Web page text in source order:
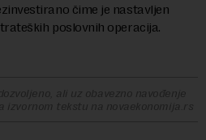
čime je nastavljen
poslovnih operacija.
ali uz obavezno navođenje
tekstu na novaekonomija.rs